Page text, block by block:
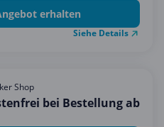
erhalten
Siehe Details
Shop
bei Bestellung ab